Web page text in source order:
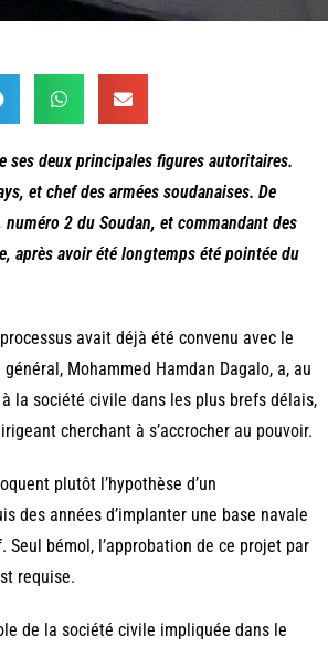
ses deux principales figures autoritaires.
et chef des armées soudanaises. De
2 du Soudan, et commandant des
après avoir été longtemps été pointée du
avait déjà été convenu avec le
Mohammed Hamdan Dagalo, a, au
la société civile dans les plus brefs délais,
cherchant à s’accrocher au pouvoir.
plutôt l’hypothèse d’un
des années d’implanter une base navale
bémol, l’approbation de ce projet par
requise.
de la société civile impliquée dans le